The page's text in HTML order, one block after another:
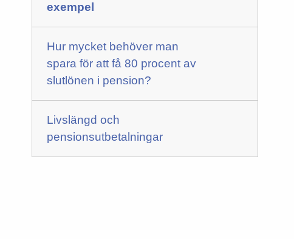
exempel
Hur mycket behöver man
spara för att få 80 procent av
slutlönen i pension?
Livslängd och
pensionsutbetalningar